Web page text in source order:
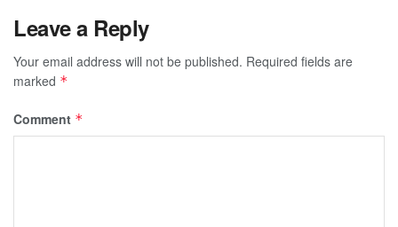
Leave a Reply
Your email address will not be published. Required fields are
marked *
Comment *